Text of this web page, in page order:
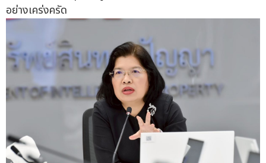
อย่างเคร่งครัด